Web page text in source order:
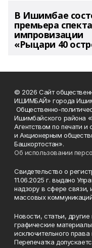
В Ишимбае
премьера
импровизации
«Рыцари 40
© 2026 Сайт
ИШИМБАЙ» города
Общественно-
Ишимбайского
Агентством по печати
и Акционерным
Башкортостан».
Об использовании
Свидетельство о
11.06.2025 г. выдано
надзору в сфере связи,
массовых
Новости, статьи,
графические
исключительного
Перепечатка